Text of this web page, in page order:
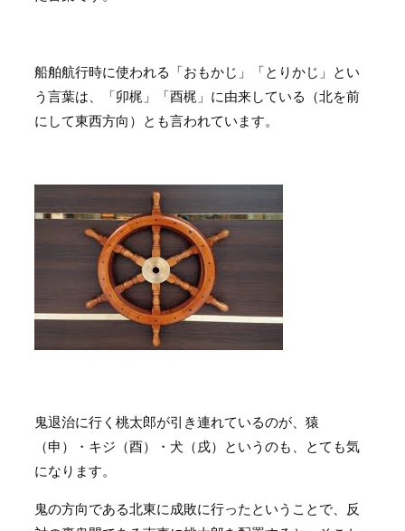
船舶航行時に使われる「おもかじ」「とりかじ」とい
う言葉は、「卯梶」「酉梶」に由来している（北を前
にして東西方向）とも言われています。
鬼退治に行く桃太郎が引き連れているのが、猿
（申）・キジ（酉）・犬（戌）というのも、とても気
になります。
鬼の方向である北東に成敗に行ったということで、反